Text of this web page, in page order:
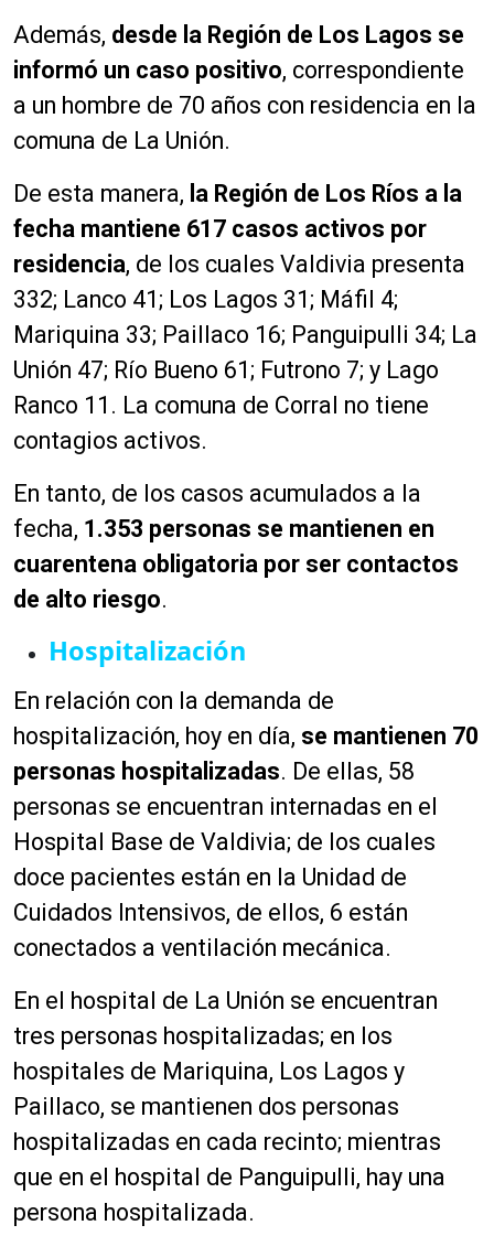
Además, desde la Región de Los Lagos se
informó un caso positivo, correspondiente
a un hombre de 70 años con residencia en la
comuna de La Unión.
De esta manera, la Región de Los Ríos a la
fecha mantiene 617 casos activos por
residencia, de los cuales Valdivia presenta
332; Lanco 41; Los Lagos 31; Máfil 4;
Mariquina 33; Paillaco 16; Panguipulli 34; La
Unión 47; Río Bueno 61; Futrono 7; y Lago
Ranco 11. La comuna de Corral no tiene
contagios activos.
En tanto, de los casos acumulados a la
fecha, 1.353 personas se mantienen en
cuarentena obligatoria por ser contactos
de alto riesgo.
Hospitalización
En relación con la demanda de
hospitalización, hoy en día, se mantienen 70
personas hospitalizadas. De ellas, 58
personas se encuentran internadas en el
Hospital Base de Valdivia; de los cuales
doce pacientes están en la Unidad de
Cuidados Intensivos, de ellos, 6 están
conectados a ventilación mecánica.
En el hospital de La Unión se encuentran
tres personas hospitalizadas; en los
hospitales de Mariquina, Los Lagos y
Paillaco, se mantienen dos personas
hospitalizadas en cada recinto; mientras
que en el hospital de Panguipulli, hay una
persona hospitalizada.